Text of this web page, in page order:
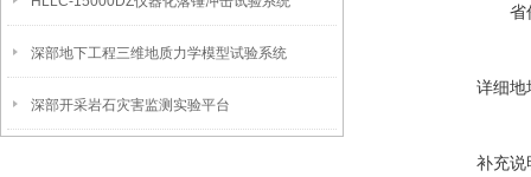
深部地下工程三维地质力学模型试验系统
深部开采岩石灾害监测实验平台
省
详细地
补充说